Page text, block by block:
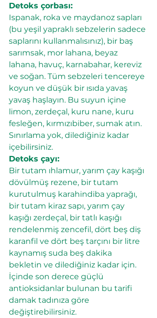
Detoks çorbası:
Ispanak, roka ve maydanoz sapları
(bu yeşil yapraklı sebzelerin sadece
saplarını kullanmalısınız), bir baş
sarımsak, mor lahana, beyaz
lahana, havuç, karnabahar, kereviz
ve soğan. Tüm sebzeleri tencereye
koyun ve düşük bir ısıda yavaş
yavaş haşlayın. Bu suyun içine
limon, zerdeçal, kuru nane, kuru
fesleğen, kırmızıbiber, sumak atın.
Sınırlama yok, dilediğiniz kadar
içebilirsiniz.
Detoks çayı:
Bir tutam ıhlamur, yarım çay kaşığı
dövülmüş rezene, bir tutam
kurutulmuş karahindiba yaprağı,
bir tutam kiraz sapı, yarım çay
kaşığı zerdeçal, bir tatlı kaşığı
rendelenmiş zencefil, dört beş diş
karanfil ve dört beş tarçını bir litre
kaynamış suda beş dakika
bekletin ve dilediğiniz kadar için.
İçinde son derece güçlü
antioksidanlar bulunan bu tarifi
damak tadınıza göre
değiştirebilirsiniz.